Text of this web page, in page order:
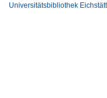
Universitätsbibliothek